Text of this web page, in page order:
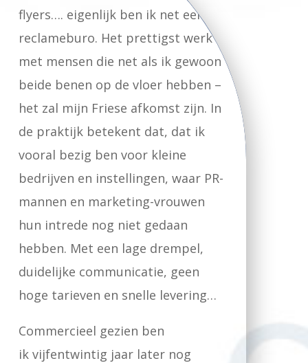
flyers…. eigenlijk ben ik net een
reclameburo. Het prettigst werk ik
met mensen die net als ik gewoon
beide benen op de vloer hebben –
het zal mijn Friese afkomst zijn. In
de praktijk betekent dat, dat ik
vooral bezig ben voor kleine
bedrijven en instellingen, waar PR-
mannen en marketing-vrouwen
hun intrede nog niet gedaan
hebben. Met een lage drempel,
duidelijke communicatie, geen
hoge tarieven en snelle levering…
Commercieel gezien ben
ik vijfentwintig jaar later nog